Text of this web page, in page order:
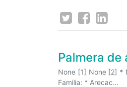
Palmera de
None [1] None [2] *
Familia: * Arecac...